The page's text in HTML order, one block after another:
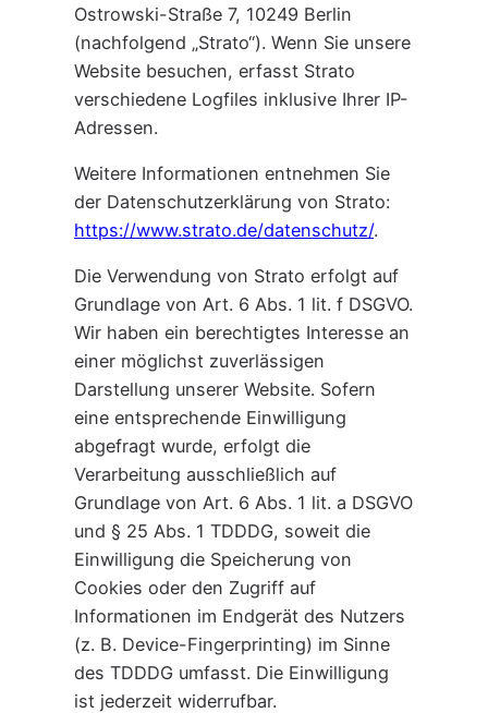
Ostrowski-Straße 7, 10249 Berlin
(nachfolgend „Strato“). Wenn Sie unsere
Website besuchen, erfasst Strato
verschiedene Logfiles inklusive Ihrer IP-
Adressen.
Weitere Informationen entnehmen Sie
der Datenschutzerklärung von Strato:
https://www.strato.de/datenschutz/.
Die Verwendung von Strato erfolgt auf
Grundlage von Art. 6 Abs. 1 lit. f DSGVO.
Wir haben ein berechtigtes Interesse an
einer möglichst zuverlässigen
Darstellung unserer Website. Sofern
eine entsprechende Einwilligung
abgefragt wurde, erfolgt die
Verarbeitung ausschließlich auf
Grundlage von Art. 6 Abs. 1 lit. a DSGVO
und § 25 Abs. 1 TDDDG, soweit die
Einwilligung die Speicherung von
Cookies oder den Zugriff auf
Informationen im Endgerät des Nutzers
(z. B. Device-Fingerprinting) im Sinne
des TDDDG umfasst. Die Einwilligung
ist jederzeit widerrufbar.